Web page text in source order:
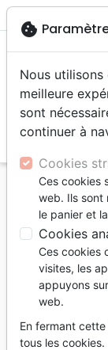
menu
Accueil Livres
Centrés sur
monde de
Centrés
Se
distraction -
Auteur :
cookie
Nous
meilleure
sont
continuer à
Cookies
Ces cookies
web. Ils sont
le panier et
Cookies
Ces cookies
visites, les
appuyons
web.
En fermant
tous les cookies.